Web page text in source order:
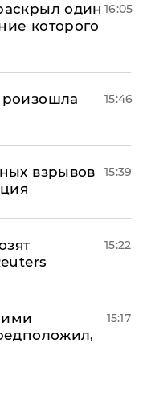
один
которого
16:05
15:46
взрывов
15:39
15:22
15:17